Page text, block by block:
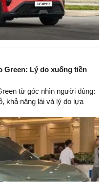
Green: Lý do xuống tiền
từ góc nhìn người dùng:
khả năng lái và lý do lựa